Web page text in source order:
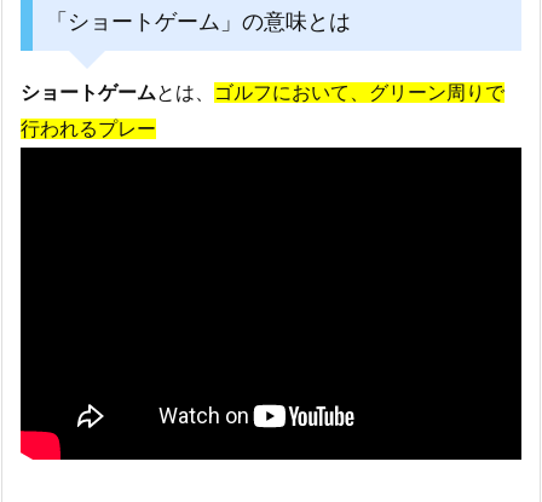
「ショートゲーム」の意味とは
ショートゲームとは、
ゴルフにおいて、グリーン周りで
行われるプレー